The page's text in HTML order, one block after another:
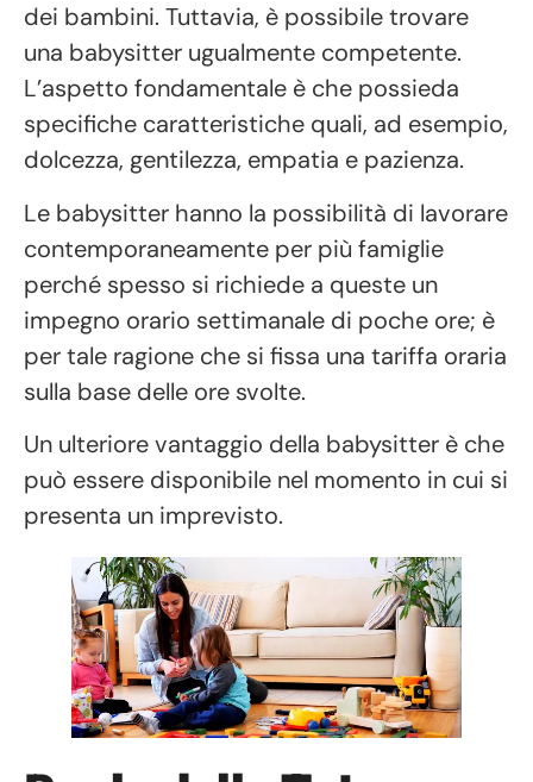
dei bambini. Tuttavia, è possibile trovare
una babysitter ugualmente competente.
L’aspetto fondamentale è che possieda
specifiche caratteristiche quali, ad esempio,
dolcezza, gentilezza, empatia e pazienza.
Le babysitter hanno la possibilità di lavorare
contemporaneamente per più famiglie
perché spesso si richiede a queste un
impegno orario settimanale di poche ore; è
per tale ragione che si fissa una tariffa oraria
sulla base delle ore svolte.
Un ulteriore vantaggio della babysitter è che
può essere disponibile nel momento in cui si
presenta un imprevisto.